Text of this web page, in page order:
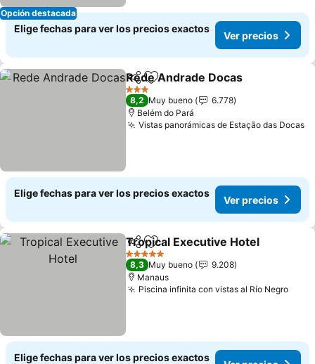
Opción destacada
Elige fechas para ver los precios exactos
Ver precios
CompartirAgregar a favoritos
Rede Andrade Docas
3 Estrellas
8,2 Muy bueno
6.778
Belém do Pará
Vistas panorámicas de Estação das Docas
Elige fechas para ver los precios exactos
Ver precios
Compartir
Agregar a favoritos
Tropical Executive Hotel
5 Estrellas
8,3 Muy bueno
9.208
Manaus
Piscina infinita con vistas al Río Negro
Elige fechas para ver los precios exactos